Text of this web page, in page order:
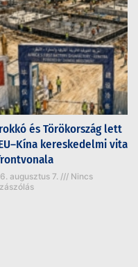
és Törökország lett
kereskedelmi vita
augusztus 7.
Nincs